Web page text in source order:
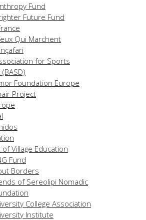
Fund
Future Fund
Qui Marchent
for Sports
Foundation Europe
Project
Village Education
Fund
Borders
of Sereolipi Nomadic
College Association
Institute